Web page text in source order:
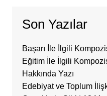
Son Yazılar
Başarı İle İlgili
Eğitim İle İlgili
Hakkında Yazı
Edebiyat ve Toplum